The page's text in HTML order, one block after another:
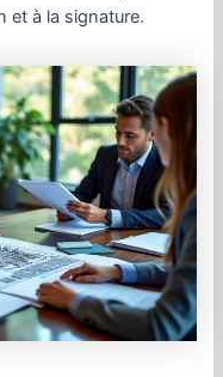
et à la signature.